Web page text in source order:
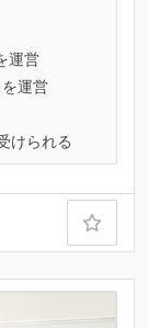
運営
運営
けられる